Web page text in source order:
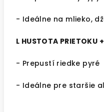
- Ideálne na mlieko,
L HUSTOTA PRIETOKU
- Prepustí riedke pyré
- Ideálne pre staršie